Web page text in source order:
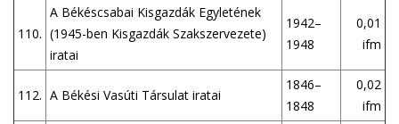
110.
A Békéscsabai Kisgazdák Egyletének
(1945-ben Kisgazdák Szakszervezete)
iratai
1942–
1948
0,01
ifm
112. A Békési Vasúti Társulat iratai
1846–
1848
0,02
ifm